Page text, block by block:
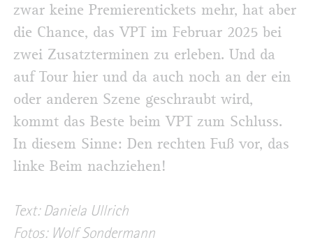
zwar keine Premierentickets mehr, hat aber
die Chance, das VPT im Februar 2025 bei
zwei Zusatzterminen zu erleben. Und da
auf Tour hier und da auch noch an der ein
oder anderen Szene geschraubt wird,
kommt das Beste beim VPT zum Schluss.
In diesem Sinne: Den rechten Fuß vor, das
linke Beim nachziehen!
Text: Daniela Ullrich
Fotos: Wolf Sondermann